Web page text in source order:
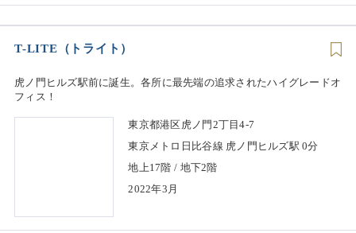
T-LITE（トライト）
虎ノ門ヒルズ駅前に誕生。各所に最先端の追求されたハイグレードオ
フィス！
東京都港区虎ノ門2丁目4-7
東京メトロ日比谷線 虎ノ門ヒルズ駅 0分
地上17階 / 地下2階
2022年3月